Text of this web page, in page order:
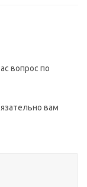
вопрос по
вам